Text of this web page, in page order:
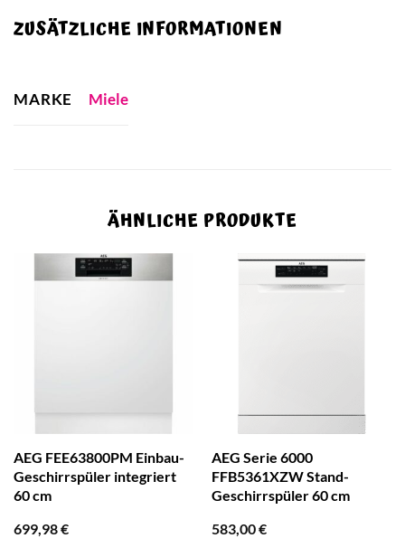
ZUSÄTZLICHE INFORMATIONEN
MARKE Miele
ÄHNLICHE PRODUKTE
AEG FEE63800PM Einbau-
Geschirrspüler integriert
60 cm
699,98€
AEG Serie 6000
FFB5361XZW Stand-
Geschirrspüler 60 cm
583,00€